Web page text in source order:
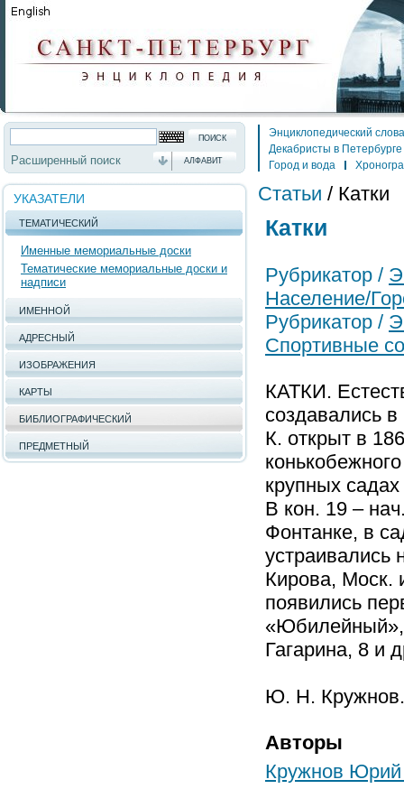
Расширенный поиск АЛФАВИТ
УКАЗАТЕЛИ
ТЕМАТИЧЕСКИЙ
Именные мемориальные доски
Тематические мемориальные доски и
надписи
ИМЕННОЙ
АДРЕСНЫЙ
ИЗОБРАЖЕНИЯ
КАРТЫ
БИБЛИОГРАФИЧЕСКИЙ
ПРЕДМЕТНЫЙ
Энциклопедический
Декабристы в Петербурге
Город и вода
Статьи / Катки
Катки
Рубрикатор /
Население/
Рубрикатор /
Спортивные
КАТКИ.
создавались
К. открыт в
крупных
В кон. 19 –
Фонтанке, в
Кирова, Моск.
появились
«Юбилейный»,
Гагарина, 8 и
Ю. Н. Кружнов.
Авторы
Кружнов Юрий